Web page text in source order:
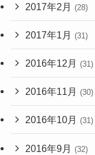
2017年2月 (28)
2017年1月 (31)
2016年12月 (31)
2016年11月 (30)
2016年10月 (31)
2016年9月 (32)